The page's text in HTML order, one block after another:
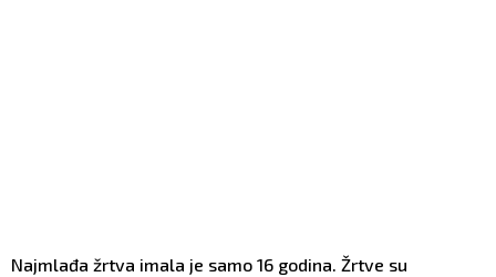
Najmlađa žrtva imala je samo 16 godina. Žrtve su